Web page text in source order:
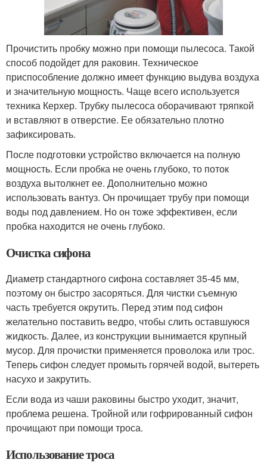
Прочистить пробку можно при помощи пылесоса. Такой
способ подойдет для раковин. Техническое
приспособление должно имеет функцию выдува воздуха
и значительную мощность. Чаще всего используется
техника Керхер. Трубку пылесоса оборачивают тряпкой
и вставляют в отверстие. Ее обязательно плотно
зафиксировать.
После подготовки устройство включается на полную
мощность. Если пробка не очень глубоко, то поток
воздуха вытолкнет ее. Дополнительно можно
использовать вантуз. Он прочищает трубу при помощи
воды под давлением. Но он тоже эффективен, если
пробка находится не очень глубоко.
Очистка сифона
Диаметр стандартного сифона составляет 35-45 мм,
поэтому он быстро засоряться. Для чистки съемную
часть требуется окрутить. Перед этим под сифон
желательно поставить ведро, чтобы слить оставшуюся
жидкость. Далее, из конструкции вынимается крупный
мусор. Для прочистки применяется проволока или трос.
Теперь сифон следует промыть горячей водой, вытереть
насухо и закрутить.
Если вода из чаши раковины быстро уходит, значит,
проблема решена. Тройной или гофрированный сифон
прочищают при помощи троса.
Использование троса